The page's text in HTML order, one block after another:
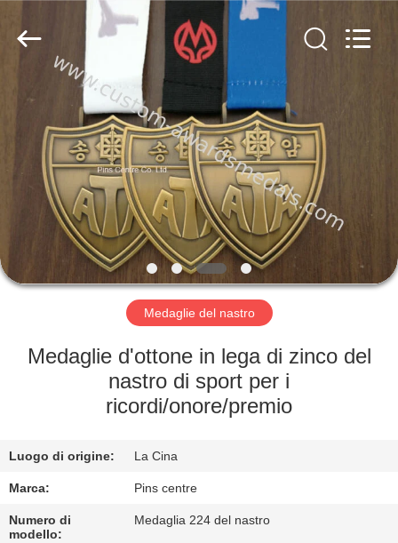
CASA
PRODOTTI
CIRCA
GIRO
FABBRICA
CONTROLLO
QUALITÀ
CONTATTICI
Reserved.
Developed
Medaglie del nastro
Medaglie d'ottone in lega di zinco del
nastro di sport per i
ricordi/onore/premio
Luogo di origine: La Cina
Marca: Pins centre
Numero di
modello:
Medaglia 224 del nastro